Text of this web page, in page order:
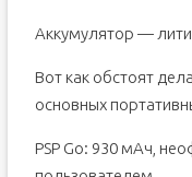
Аккумулятор —
Вот как обстоят
основных
PSP Go: 930 мАч,